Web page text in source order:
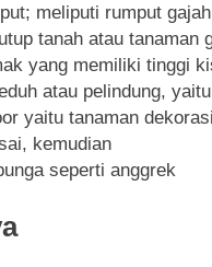
meliputi rumput
tanah atau tanaman
yang memiliki tinggi
atau pelindung,
yaitu tanaman dekorasi
kemudian
seperti anggrek